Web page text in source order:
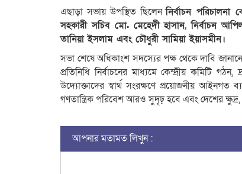
এছাড়া সভায় উপস্থিত ছিলেননির্বাচন
সহকারী সচিব মো. মেহেদী হাসান, নির্বাচন
তানিয়া ইসলাম এবং চৌধুরী সামিয়া ইয়াসমীন।
সভা শেষে অধিকাংশ সদস্যের পক্ষ থেকে দাবি
প্রতিনিধি নির্বাচনের মাধ্যমে কেন্দ্রীয় কমিটি
উদ্যোক্তাদের স্বার্থ সংরক্ষণে প্রয়োজনীয় আইনগত
গণতান্ত্রিক পরিবেশ আরও সুদৃঢ় হবে এবং দেশের
আপনার মতামত লিখুন :